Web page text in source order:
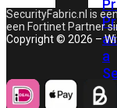
as
a
SecurityFabric.nl is
een Fortinet Partner
Copyright © 2026 –